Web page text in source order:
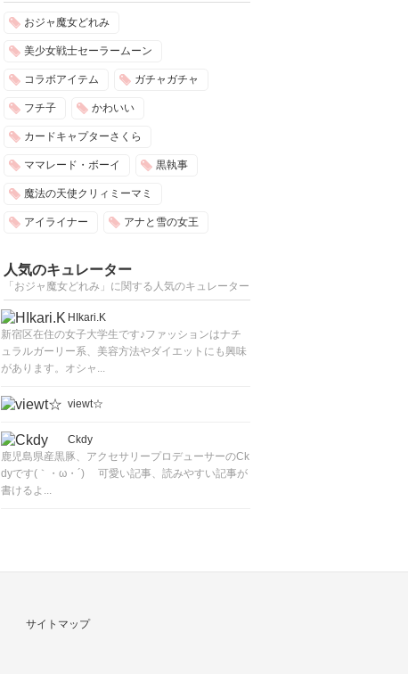
おジャ魔女どれみ
美少女戦士セーラームーン
コラボアイテム ガチャガチャ
フチ子 かわいい
カードキャプターさくら
ママレード・ボーイ 黒執事
魔法の天使クリィミーマミ
アイライナー アナと雪の女王
人気のキュレーター
「おジャ魔女どれみ」に関する人気のキュレーター
HIkari.K
新宿区在住の女子大学生です♪ファッションはナチ
ュラルガーリー系、美容方法やダイエットにも興味
があります。オシャ...
viewt☆
Ckdy
鹿児島県産黒豚、アクセサリープロデューサーのCk
dyです(｀・ω・´)ゞ 可愛い記事、読みやすい記事が
書けるよ...
サイトマップ